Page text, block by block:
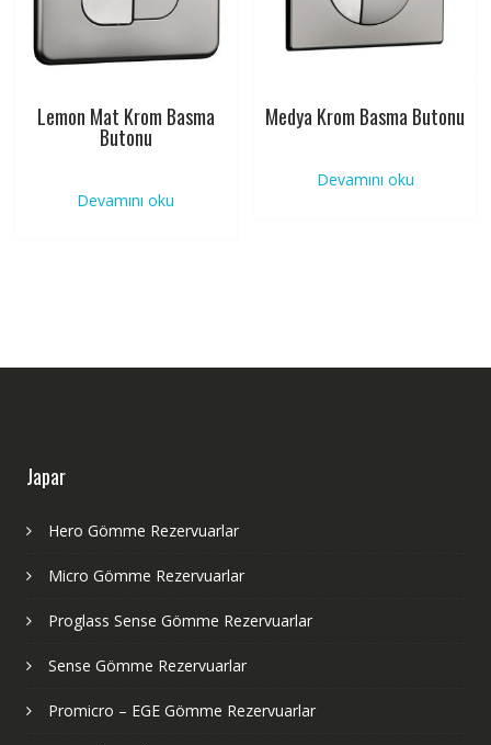
Lemon Mat Krom Basma
Butonu
Devamını oku
Medya Krom Basma Butonu
Devamını oku
Japar
Hero Gömme Rezervuarlar
Micro Gömme Rezervuarlar
Proglass Sense Gömme Rezervuarlar
Sense Gömme Rezervuarlar
Promicro – EGE Gömme Rezervuarlar